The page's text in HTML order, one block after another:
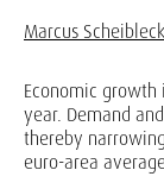
Marcus
Economic
year. Demand
thereby
euro-area